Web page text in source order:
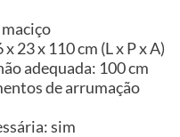
23 x 110 cm (L x P x A)
adequada: 100 cm
de arrumação
sim